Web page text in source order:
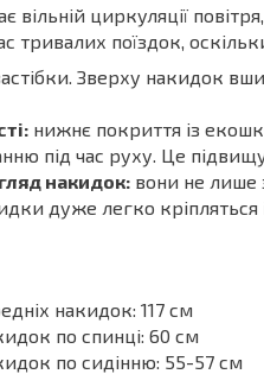
вільній циркуляції
тривалих поїздок,
Зверху накидок
нижнє покриття із
під час руху. Це
накидок: вони не лише
дуже легко кріпляться
накидок: 117 см
по спинці: 60 см
по сидінню: 55-57 см